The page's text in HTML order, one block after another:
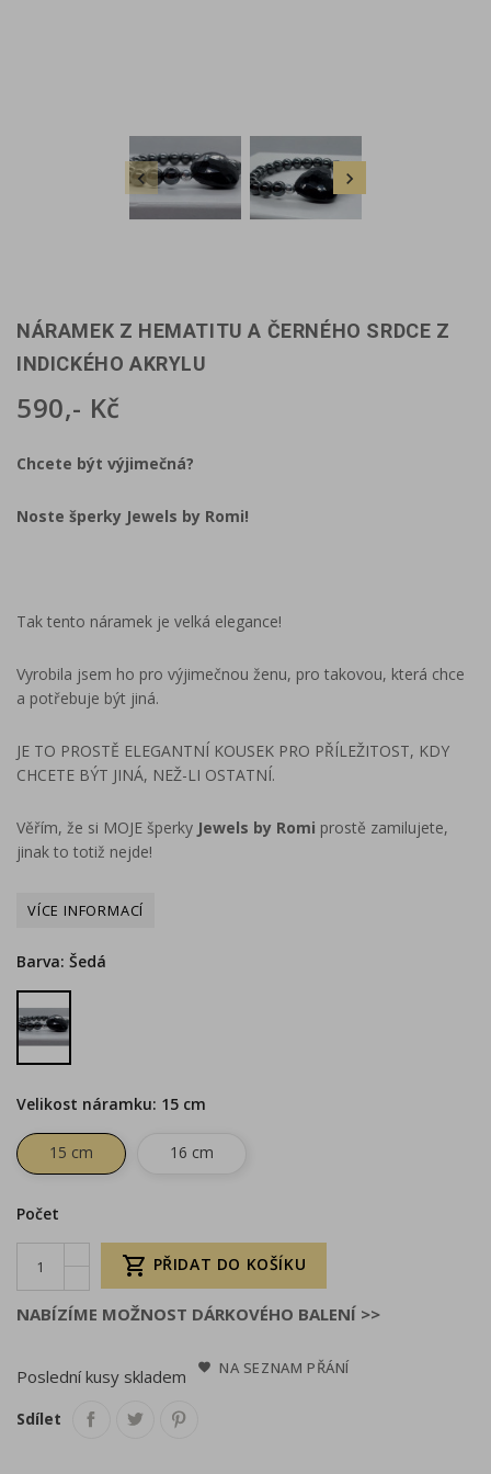
 
NÁRAMEK Z HEMATITU A ČERNÉHO SRDCE Z
INDICKÉHO AKRYLU
590,- Kč
Chcete být výjimečná?
Noste šperky Jewels by Romi!
Tak tento náramek je velká elegance!
Vyrobila jsem ho pro výjimečnou ženu, pro takovou, která chce
a potřebuje být jiná.
JE TO PROSTĚ ELEGANTNÍ KOUSEK PRO PŘÍLEŽITOST, KDY
CHCETE BÝT JINÁ, NEŽ-LI OSTATNÍ.
Věřím, že si MOJE šperky Jewels by Romi prostě zamilujete,
jinak to totiž nejde!
Barva: Šedá
Šedá
Velikost náramku: 15 cm
15 cm 16 cm
Počet
 PŘIDAT DO KOŠÍKU
NABÍZÍME MOŽNOST DÁRKOVÉHO BALENÍ >>
Poslední kusy skladem NA SEZNAM PŘÁNÍ
Sdílet